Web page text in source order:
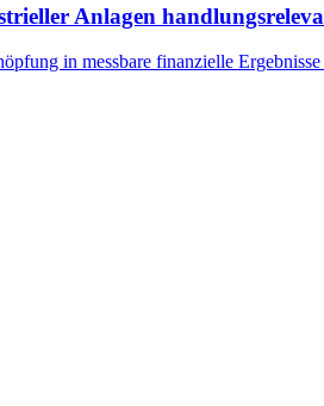
Anlagen
in messbare finanzielle